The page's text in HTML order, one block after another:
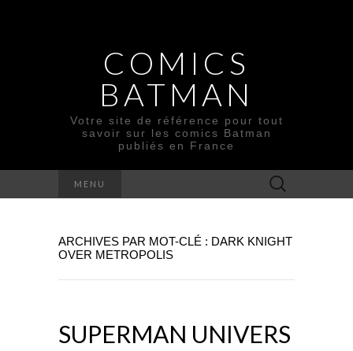
COMICS
BATMAN
Votre site de référence pour tout
savoir sur les comics Batman
publiés en France
MENU Rechercher :
ARCHIVES PAR MOT-CLÉ : DARK KNIGHT
OVER METROPOLIS
SUPERMAN UNIVERS